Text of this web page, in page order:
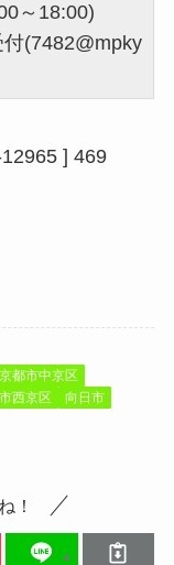
～18:00)
(7482@mpky
] 469
京都市中京区
西京区
向日市
！